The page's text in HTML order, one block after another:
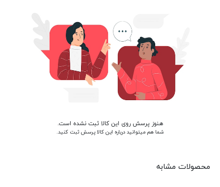
هنوز پرسش روی این کالا ثبت نشده است.
شما هم میتوانید درباره این کالا پرسش ثبت کنید.
محصولات مشابه